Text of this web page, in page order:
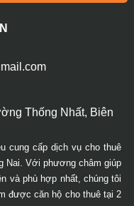
Thống Nhất, Biên
cung cấp dịch vụ cho thuê
Nai. Với phương châm giúp
và phù hợp nhất, chúng tôi
được căn hộ cho thuê tại 2